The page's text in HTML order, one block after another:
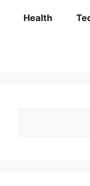
Health